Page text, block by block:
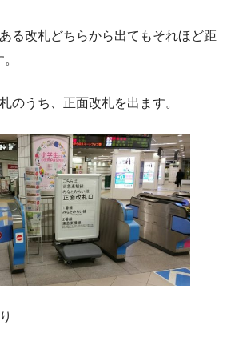
る改札どちらから出てもそれほど距
のうち、正面改札を出ます。